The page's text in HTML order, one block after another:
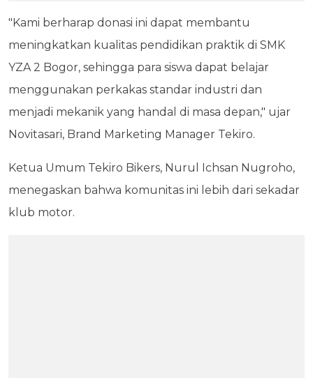
"Kami berharap donasi ini dapat membantu
meningkatkan kualitas pendidikan praktik di SMK
YZA 2 Bogor, sehingga para siswa dapat belajar
menggunakan perkakas standar industri dan
menjadi mekanik yang handal di masa depan," ujar
Novitasari, Brand Marketing Manager Tekiro.
Ketua Umum Tekiro Bikers, Nurul Ichsan Nugroho,
menegaskan bahwa komunitas ini lebih dari sekadar
klub motor.